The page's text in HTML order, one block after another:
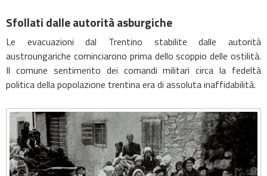
Sfollati dalle autorità asburgiche
Le evacuazioni dal Trentino stabilite dalle autorità
austroungariche cominciarono prima dello scoppio delle ostilità.
Il comune sentimento dei comandi militari circa la fedeltà
politica della popolazione trentina era di assoluta inaffidabilità.